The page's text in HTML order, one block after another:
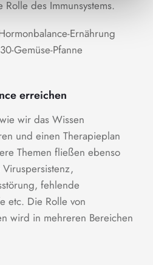
Rolle des Immunsystems.
Ernährung
30-Gemüse-Pfanne
erreichen
wir das Wissen
und einen Therapieplan
Themen fließen ebenso
fehlende
etc. Die Rolle von
wird in mehreren Bereichen